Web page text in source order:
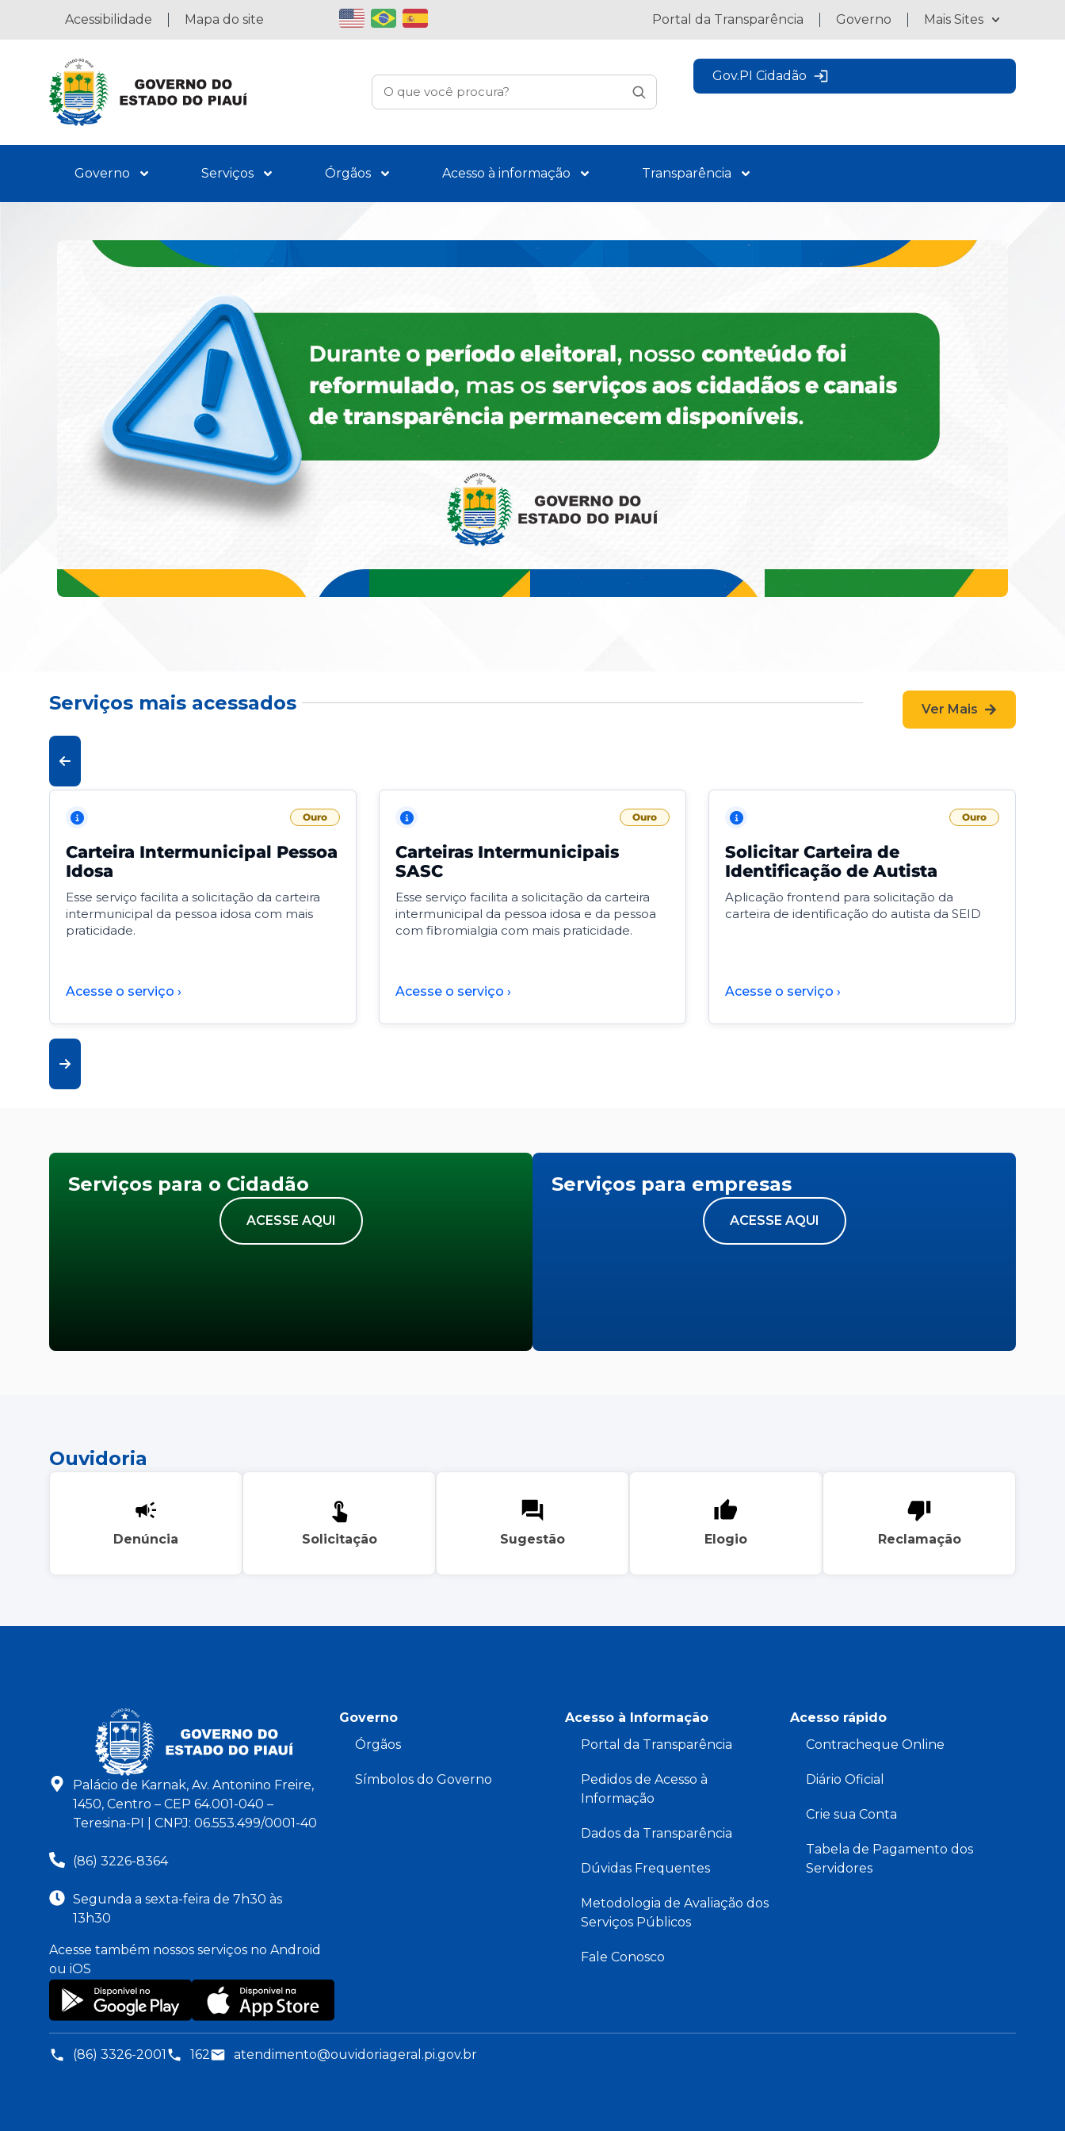
Acessibilidade Mapa do site Portal da Transparência Governo Mais Sites
Gov.PI Cidadão
Governo Serviços Órgãos Acesso à informação Transparência
Serviços mais acessados Ver Mais
Ouro
Carteira Intermunicipal Pessoa
Idosa
Esse serviço facilita a solicitação da carteira
intermunicipal da pessoa idosa com mais
praticidade.
Acesse o serviço ›
Ouro
Carteiras Intermunicipais
SASC
Esse serviço facilita a solicitação da carteira
intermunicipal da pessoa idosa e da pessoa
com fibromialgia com mais praticidade.
Acesse o serviço ›
Ouro
Solicitar Carteira de
Identificação de Autista
Aplicação frontend para solicitação da
carteira de identificação do autista da SEID
Acesse o serviço ›
Serviços para o Cidadão
ACESSE AQUI
Serviços para empresas
ACESSE AQUI
Ouvidoria
Denúncia Solicitação Sugestão Elogio Reclamação
Palácio de Karnak, Av. Antonino Freire,
1450, Centro – CEP 64.001-040 –
Teresina-PI | CNPJ: 06.553.499/0001-40
(86) 3226-8364
Segunda a sexta-feira de 7h30 às
13h30
Acesse também nossos serviços no Android
ou iOS
Governo
Órgãos
Símbolos do Governo
Acesso à Informação
Portal da Transparência
Pedidos de Acesso à
Informação
Dados da Transparência
Dúvidas Frequentes
Metodologia de Avaliação dos
Serviços Públicos
Fale Conosco
Acesso rápido
Contracheque Online
Diário Oficial
Crie sua Conta
Tabela de Pagamento dos
Servidores
(86) 3326-2001 162 atendimento@ouvidoriageral.pi.gov.br